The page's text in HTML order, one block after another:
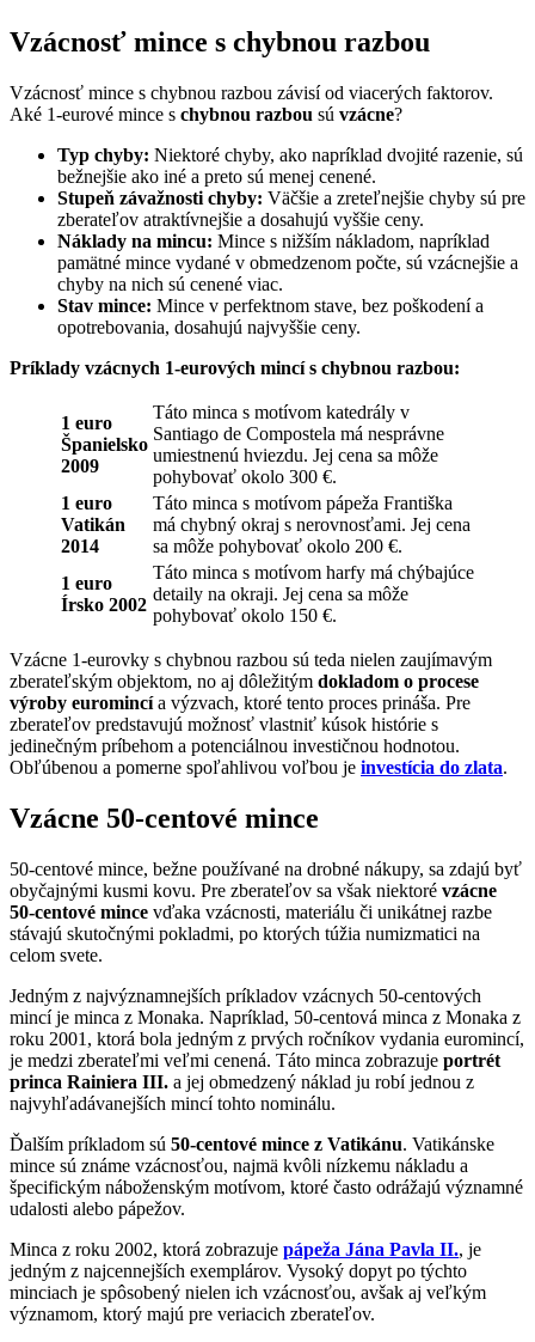
Vzácnosť mince s chybnou razbou
Vzácnosť mince s chybnou razbou závisí od viacerých faktorov.
Aké 1-eurové mince s chybnou razbou sú vzácne?
Typ chyby: Niektoré chyby, ako napríklad dvojité razenie, sú
bežnejšie ako iné a preto sú menej cenené.
Stupeň závažnosti chyby: Väčšie a zreteľnejšie chyby sú pre
zberateľov atraktívnejšie a dosahujú vyššie ceny.
Náklady na mincu: Mince s nižším nákladom, napríklad
pamätné mince vydané v obmedzenom počte, sú vzácnejšie a
chyby na nich sú cenené viac.
Stav mince: Mince v perfektnom stave, bez poškodení a
opotrebovania, dosahujú najvyššie ceny.
Príklady vzácnych 1-eurových mincí s chybnou razbou:
1 euro
Španielsko
2009
Táto minca s motívom katedrály v
Santiago de Compostela má nesprávne
umiestnenú hviezdu. Jej cena sa môže
pohybovať okolo 300 €.
1 euro
Vatikán
2014
Táto minca s motívom pápeža Františka
má chybný okraj s nerovnosťami. Jej cena
sa môže pohybovať okolo 200 €.
1 euro
Írsko 2002
Táto minca s motívom harfy má chýbajúce
detaily na okraji. Jej cena sa môže
pohybovať okolo 150 €.
Vzácne 1-eurovky s chybnou razbou sú teda nielen zaujímavým
zberateľským objektom, no aj dôležitým dokladom o procese
výroby euromincía výzvach, ktoré tento proces prináša. Pre
zberateľov predstavujú možnosť vlastniť kúsok histórie s
jedinečným príbehom a potenciálnou investičnou hodnotou.
Obľúbenou a pomerne spoľahlivou voľbou je investícia do zlata.
Vzácne 50-centové mince
50-centové mince, bežne používané na drobné nákupy, sa zdajú byť
obyčajnými kusmi kovu. Pre zberateľov sa však niektoré vzácne
50-centové mince vďaka vzácnosti, materiálu či unikátnej razbe
stávajú skutočnými pokladmi, po ktorých túžia numizmatici na
celom svete.
Jedným z najvýznamnejších príkladov vzácnych 50-centových
mincí je minca z Monaka. Napríklad, 50-centová minca z Monaka z
roku 2001, ktorá bola jedným z prvých ročníkov vydania euromincí,
je medzi zberateľmi veľmi cenená. Táto minca zobrazuje portrét
princa Rainiera III. a jej obmedzený náklad ju robí jednou z
najvyhľadávanejších mincí tohto nominálu.
Ďalším príkladom sú 50-centové mince z Vatikánu. Vatikánske
mince sú známe vzácnosťou, najmä kvôli nízkemu nákladu a
špecifickým náboženským motívom, ktoré často odrážajú významné
udalosti alebo pápežov.
Minca z roku 2002, ktorá zobrazuje pápeža Jána Pavla II., je
jedným z najcennejších exemplárov. Vysoký dopyt po týchto
minciach je spôsobený nielen ich vzácnosťou, avšak aj veľkým
významom, ktorý majú pre veriacich zberateľov.